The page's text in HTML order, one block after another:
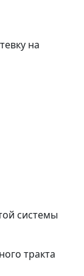
на
системы
тракта